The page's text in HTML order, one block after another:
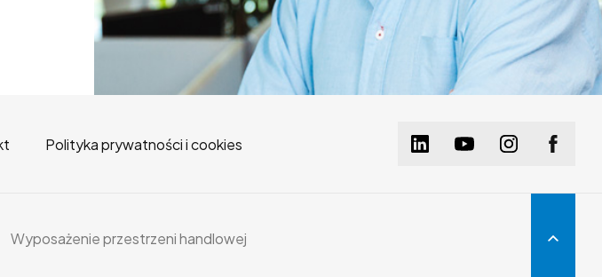
Polityka prywatności i cookies
Wyposażenie przestrzeni handlowej